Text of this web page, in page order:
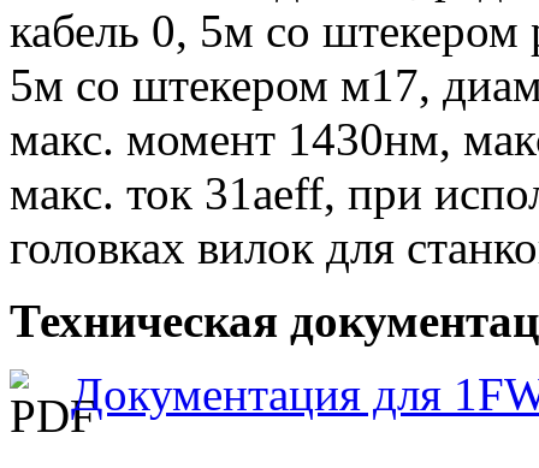
кабель 0, 5м со штекером
5м со штекером м17,
макс. момент 1430нм,
макс. ток 31aeff, при
головках вилок для
Техническая
Документация для